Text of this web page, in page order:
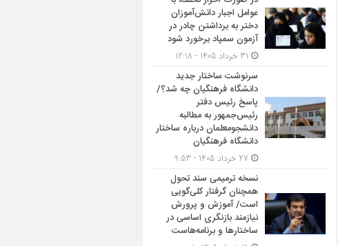
عوامل اجبار دانش‌آموزان
دختر به برداشتن چادر در
آزمون سمپاد برخورد شود
سرنوشت ساختار جدید
دانشگاه فرهنگیان چه شد؟/
پاسخ رئیس دفتر
رئیس‌جمهور به مطالبه
دانشجومعلمان درباره ساختار
دانشگاه فرهنگیان
نسخه ترمیمی سند تحول
همچنان گرفتار کلی‌گویی
است/ آموزش و پرورش
نیازمند بازنگری اساسی در
ساختارها و برنامه‌هاست